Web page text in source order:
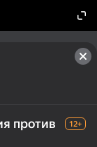
против
12+